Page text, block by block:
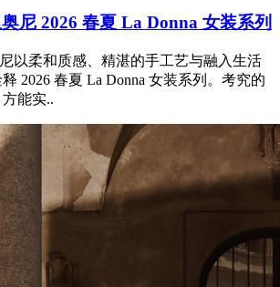
尼 2026 春夏 La Donna 女装系列
以柔和质感、精湛的手工艺与融入生活
2026 春夏 La Donna 女装系列。考究的
能实..